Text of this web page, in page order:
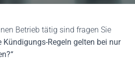
h
e
Betrieb tätig sind fragen Sie
Kündigungs-Regeln gelten bei nur